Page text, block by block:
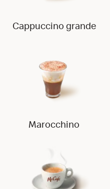
Cappuccino grande
Marocchino